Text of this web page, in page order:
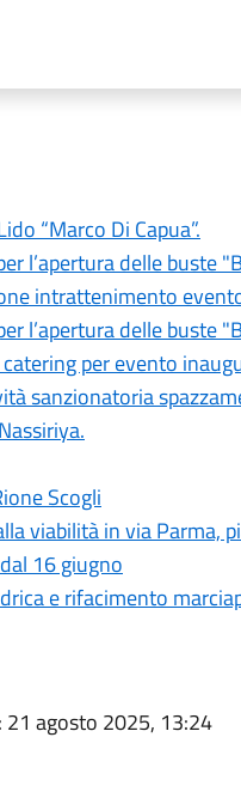
“Marco Di Capua”.
l’apertura delle buste
intrattenimento
l’apertura delle buste
per evento
sanzionatoria
Scogli
viabilità in via Parma,
16 giugno
e rifacimento
: 21 agosto 2025, 13:24